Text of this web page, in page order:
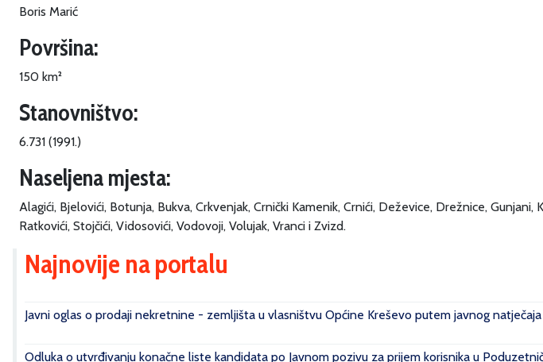
Boris Marić
Površina:
150 km²
Stanovništvo:
6.731 (1991.)
Naseljena mjesta:
Alagići, Bjelovići, Botunja, Bukva, Crkvenjak, Crnički Kamenik, Crnići, Deževice, Drežnice,
Ratkovići, Stojčići, Vidosovići, Vodovoji, Volujak, Vranci i Zvizd.
Najnovije na portalu
Javni oglas o prodaji nekretnine - zemljišta u vlasništvu Općine Kreševo putem javnog
Odluka o utvrđivanju konačne liste kandidata po Javnom pozivu za prijem korisnika u